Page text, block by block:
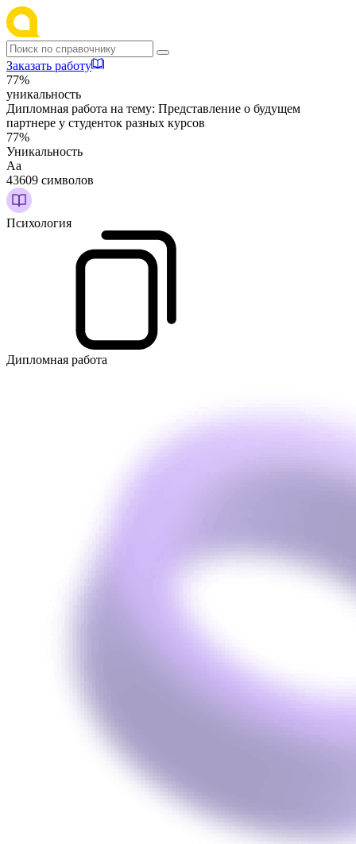
Заказать работу
77%
уникальность
Дипломная работа на тему: Представление о будущем
партнере у студенток разных курсов
77%
Уникальность
Аа
43609 символов
Психология
Дипломная работа